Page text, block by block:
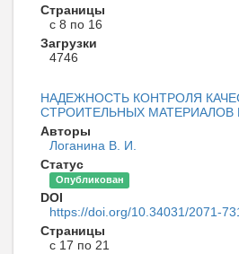
Страницы
с 8 по 16
Загрузки
4746
НАДЕЖНОСТЬ КОНТРОЛЯ
СТРОИТЕЛЬНЫХ МАТЕРИАЛОВ
Авторы
Логанина В. И.
Статус
Опубликован
DOI
https://doi.org/10.34031/2071-
Страницы
с 17 по 21